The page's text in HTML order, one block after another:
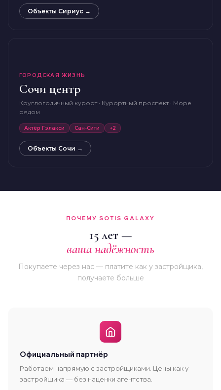
Объекты Сириус →
ГОРОДСКАЯ ЖИЗНЬ
Сочи центр
Круглогодичный курорт · Курортный проспект · Море
рядом
Актёр Гэлакси Сан-Сити +2
Объекты Сочи →
ПОЧЕМУ SOTIS GALAXY
15 лет —
ваша надёжность
Покупаете через нас — платите как у застройщика,
получаете больше
Официальный партнёр
Работаем напрямую с застройщиками. Цены как у
застройщика — без наценки агентства.